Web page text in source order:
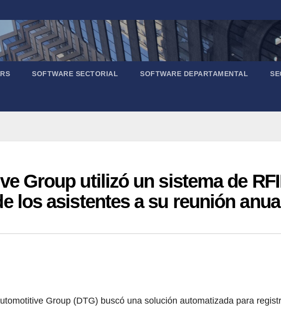
SOFTWARE SECTORIAL SOFTWARE DEPARTAMENTAL
Group utilizó un sistema de
los asistentes a su reunión
Group (DTG) buscó una solución automatizada para